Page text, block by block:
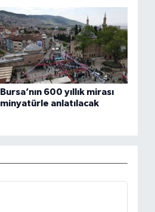
Bursa’nın 600 yıllık mirası
minyatürle anlatılacak